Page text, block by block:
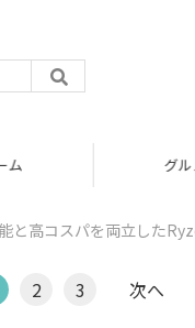
グル
能と高コスパを両立した
2 3 次へ